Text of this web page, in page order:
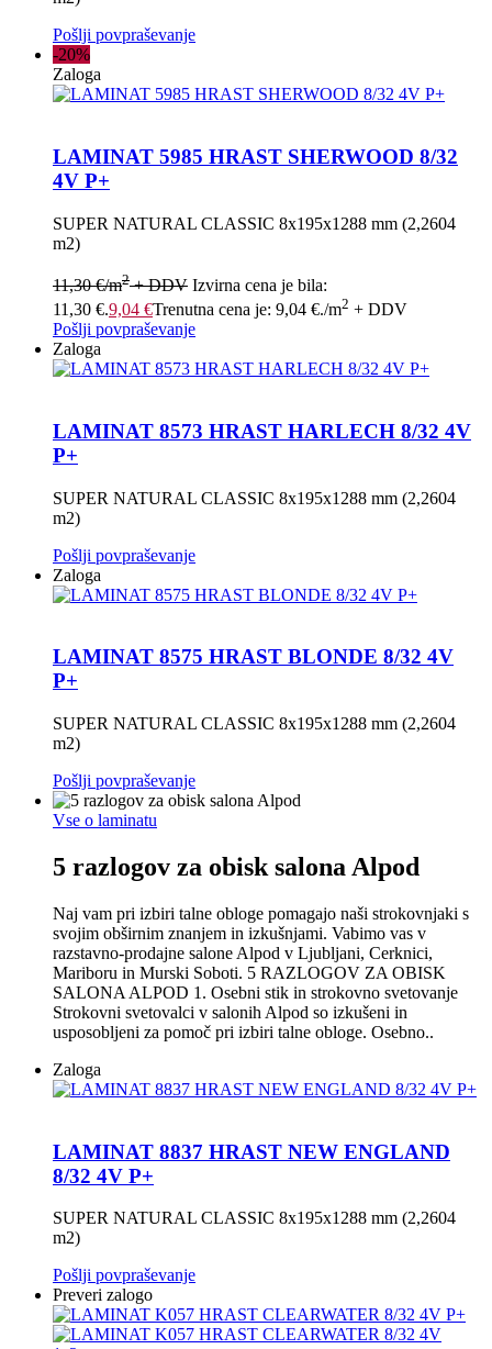
Pošlji povpraševanje
-20%
Zaloga
LAMINAT 5985 HRAST SHERWOOD 8/32
4V P+
SUPER NATURAL CLASSIC 8x195x1288 mm (2,2604
m2)
11,30€/m2+ DDV Izvirna cena je bila:
11,30 €.9,04 €Trenutna cena je: 9,04 €./m2 + DDV
Pošlji povpraševanje
Zaloga
LAMINAT 8573 HRAST HARLECH 8/32 4V
P+
SUPER NATURAL CLASSIC 8x195x1288 mm (2,2604
m2)
Pošlji povpraševanje
Zaloga
LAMINAT 8575 HRAST BLONDE 8/32 4V
P+
SUPER NATURAL CLASSIC 8x195x1288 mm (2,2604
m2)
Pošlji povpraševanje
Vse o laminatu
5 razlogov za obisk salona Alpod
Naj vam pri izbiri talne obloge pomagajo naši strokovnjaki s
svojim obširnim znanjem in izkušnjami. Vabimo vas v
razstavno-prodajne salone Alpod v Ljubljani, Cerknici,
Mariboru in Murski Soboti. 5 RAZLOGOV ZA OBISK
SALONA ALPOD 1. Osebni stik in strokovno svetovanje
Strokovni svetovalci v salonih Alpod so izkušeni in
usposobljeni za pomoč pri izbiri talne obloge. Osebno..
Zaloga
LAMINAT 8837 HRAST NEW ENGLAND
8/32 4V P+
SUPER NATURAL CLASSIC 8x195x1288 mm (2,2604
m2)
Pošlji povpraševanje
Preveri zalogo